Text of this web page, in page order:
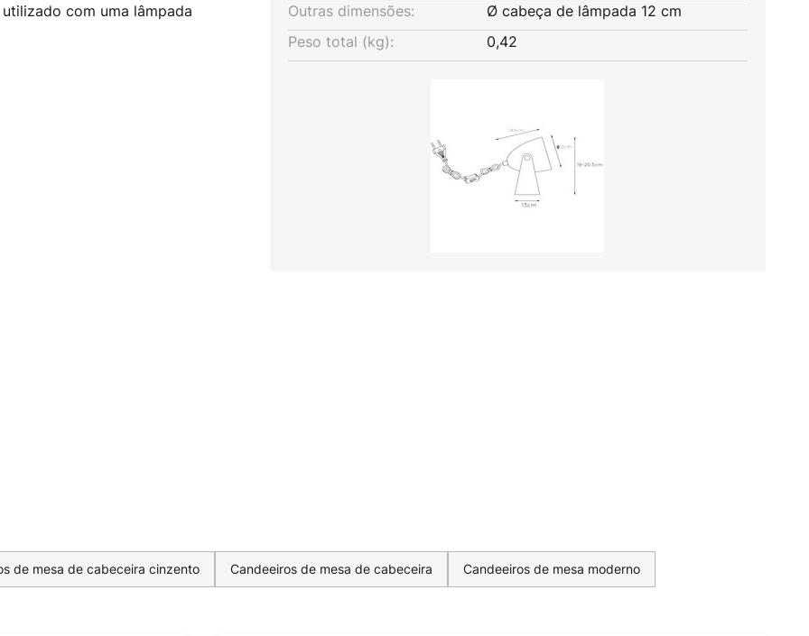
com uma lâmpada
Outras dimensões:
Ø cabeça de lâmpada 12 cm
Peso total (kg):
0,42
de mesa de cabeceira cinzento Candeeiros de mesa de cabeceira Candeeiros de mesa moderno